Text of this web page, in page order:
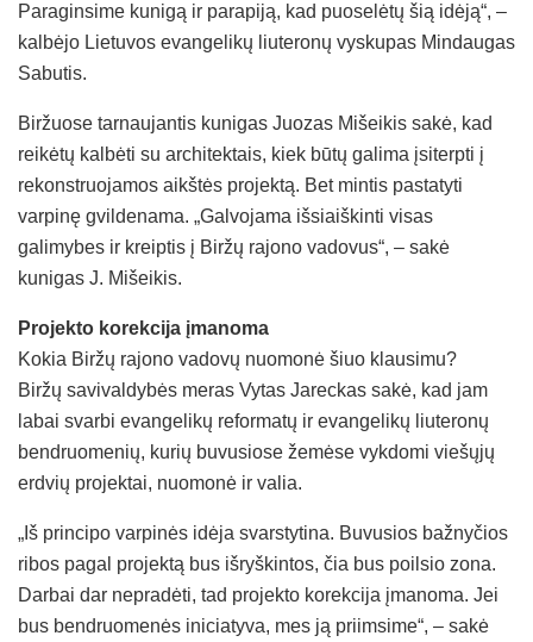
Paraginsime kunigą ir parapiją, kad puoselėtų šią idėją“, –
kalbėjo Lietuvos evangelikų liuteronų vyskupas Mindaugas
Sabutis.
Biržuose tarnaujantis kunigas Juozas Mišeikis sakė, kad
reikėtų kalbėti su architektais, kiek būtų galima įsiterpti į
rekonstruojamos aikštės projektą. Bet mintis pastatyti
varpinę gvildenama. „Galvojama išsiaiškinti visas
galimybes ir kreiptis į Biržų rajono vadovus“, – sakė
kunigas J. Mišeikis.
Projekto korekcija įmanoma
Kokia Biržų rajono vadovų nuomonė šiuo klausimu?
Biržų savivaldybės meras Vytas Jareckas sakė, kad jam
labai svarbi evangelikų reformatų ir evangelikų liuteronų
bendruomenių, kurių buvusiose žemėse vykdomi viešųjų
erdvių projektai, nuomonė ir valia.
„Iš principo varpinės idėja svarstytina. Buvusios bažnyčios
ribos pagal projektą bus išryškintos, čia bus poilsio zona.
Darbai dar nepradėti, tad projekto korekcija įmanoma. Jei
bus bendruomenės iniciatyva, mes ją priimsime“, – sakė